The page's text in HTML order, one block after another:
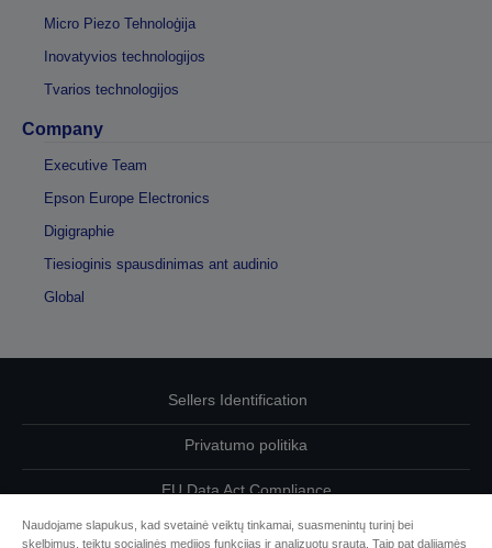
Micro Piezo Tehnoloģija
Inovatyvios technologijos
Tvarios technologijos
Company
Executive Team
Epson Europe Electronics
Digigraphie
Tiesioginis spausdinimas ant audinio
Global
Sellers Identification
Privatumo politika
EU Data Act Compliance
Susisiekite su mumis dėl savo duomenų
Naudojame slapukus, kad svetainė veiktų tinkamai, suasmenintų turinį bei
skelbimus, teiktų socialinės medijos funkcijas ir analizuotų srautą. Taip pat dalijamės